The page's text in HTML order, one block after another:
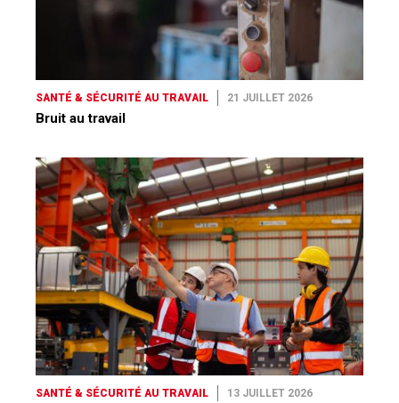
SANTÉ & SÉCURITÉ AU TRAVAIL 21 JUILLET 2026
Bruit au travail
SANTÉ & SÉCURITÉ AU TRAVAIL 13 JUILLET 2026